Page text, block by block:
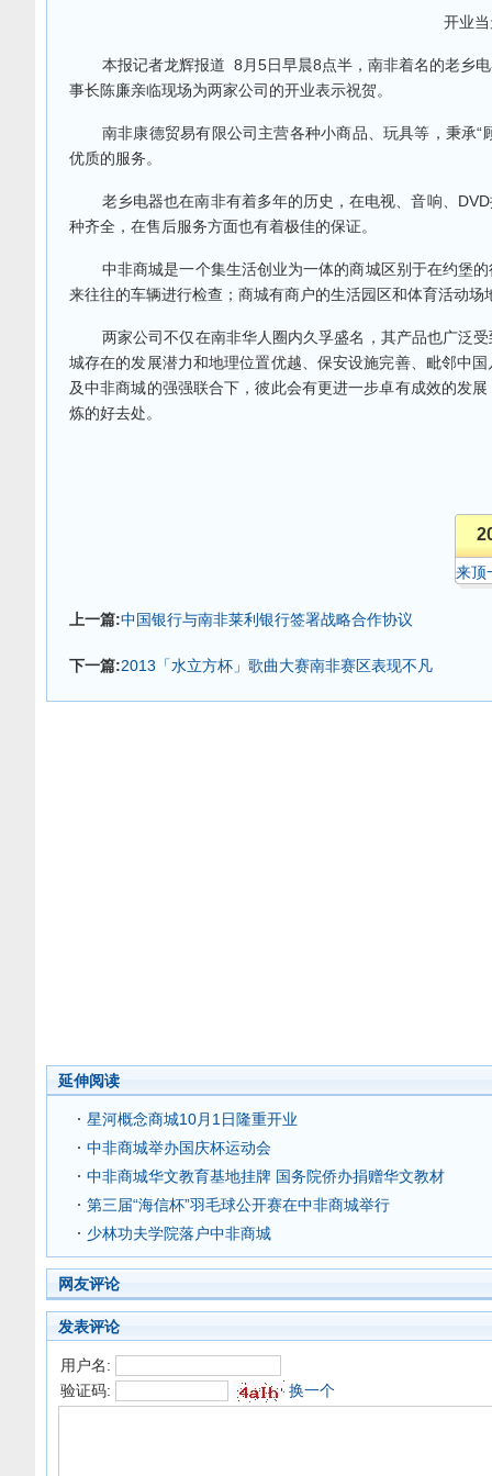
开业
本报记者龙辉报道 8月5日早晨8点半，南非着名的老乡
事长陈廉亲临现场为两家公司的开业表示祝贺。
南非康德贸易有限公司主营各种小商品、玩具等，秉承
优质的服务。
老乡电器也在南非有着多年的历史，在电视、音响、
种齐全，在售后服务方面也有着极佳的保证。
中非商城是一个集生活创业为一体的商城区别于在约堡
来往往的车辆进行检查；商城有商户的生活园区和体育活动
两家公司不仅在南非华人圈内久孚盛名，其产品也广泛
城存在的发展潜力和地理位置优越、保安设施完善、毗邻中
及中非商城的强强联合下，彼此会有更进一步卓有成效的发
炼的好去处。
来顶
上一篇:中国银行与南非莱利银行签署战略合作协议
下一篇:2013「水立方杯」歌曲大赛南非赛区表现不凡
延伸阅读
星河概念商城10月1日隆重开业
中非商城举办国庆杯运动会
中非商城华文教育基地挂牌 国务院侨办捐赠华文教材
第三届“海信杯”羽毛球公开赛在中非商城举行
少林功夫学院落户中非商城
网友评论
发表评论
用户名:
验证码:
换一个